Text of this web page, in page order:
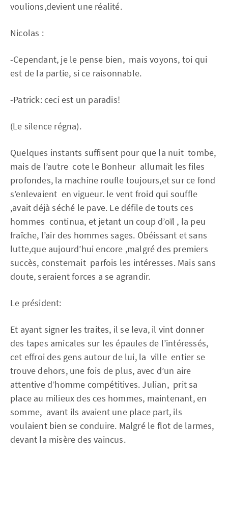
voulions,devient une réalité.
Nicolas :
-Cependant, je le pense bien, mais voyons, toi qui
est de la partie, si ce raisonnable.
-Patrick: ceci est un paradis!
(Le silence régna).
Quelques instants suffisent pour que la nuit tombe,
mais de l’autre cote le Bonheur allumait les files
profondes, la machine roufle toujours,et sur ce fond
s’enlevaient en vigueur. le vent froid qui souffle
,avait déjà séché le pave. Le défile de touts ces
hommes continua, et jetant un coup d’oïl , la peu
fraîche, l’air des hommes sages. Obéissant et sans
lutte,que aujourd’hui encore ,malgré des premiers
succès, consternait parfois les intéresses. Mais sans
doute, seraient forces a se agrandir.
Le président:
Et ayant signer les traites, il se leva, il vint donner
des tapes amicales sur les épaules de l’intéressés,
cet effroi des gens autour de lui, la ville entier se
trouve dehors, une fois de plus, avec d’un aire
attentive d’homme compétitives. Julian, prit sa
place au milieux des ces hommes, maintenant, en
somme, avant ils avaient une place part, ils
voulaient bien se conduire. Malgré le flot de larmes,
devant la misère des vaincus.